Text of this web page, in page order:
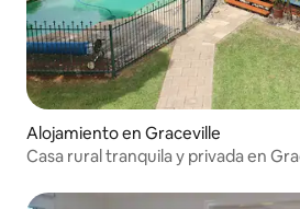
Alojamiento en Graceville
Casa rural tranquila y privada en